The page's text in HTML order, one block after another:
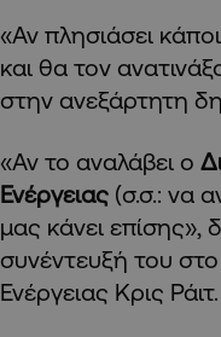
«Αν πλησιάσει
και θα τον
στην ανεξάρτητη
«Αν το αναλάβει ο
Ενέργειας (σ.σ.: να
μας κάνει
συνέντευξή του
Ενέργειας Κρις Ράιτ.